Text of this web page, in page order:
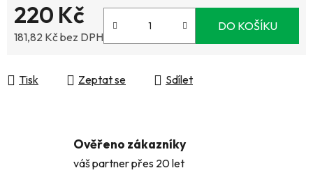
220 Kč
181,82 Kč bez DPH
DO KOŠÍKU
Tisk Zeptat se Sdílet
Ověřeno zákazníky
váš partner přes 20 let